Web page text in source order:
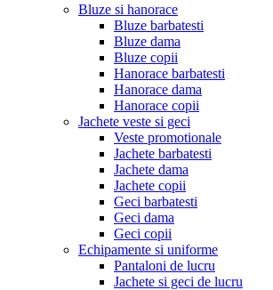
Bluze si hanorace
Bluze barbatesti
Bluze dama
Bluze copii
Hanorace barbatesti
Hanorace dama
Hanorace copii
Jachete veste si geci
Veste promotionale
Jachete barbatesti
Jachete dama
Jachete copii
Geci barbatesti
Geci dama
Geci copii
Echipamente si uniforme
Pantaloni de lucru
Jachete si geci de lucru